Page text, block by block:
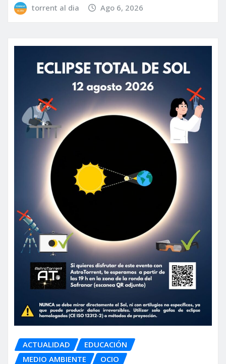
torrent al dia Ago 6, 2026
ACTUALIDAD
EDUCACIÓN
MEDIO AMBIENTE
OCIO